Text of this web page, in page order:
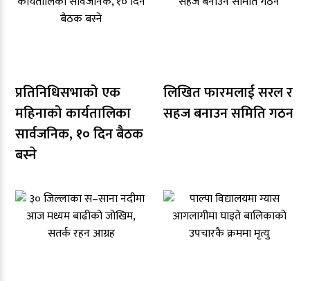
प्रतिनिधिसभाको एक
महिनाको कार्यतालिका
सार्वजनिक, १० दिन बैठक
बस्ने
लिखित फारमलाई सरल र
सहज बनाउन समिति गठन